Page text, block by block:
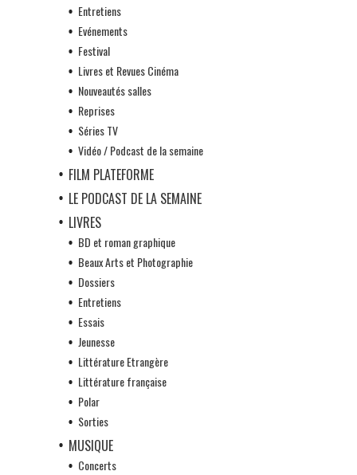
Entretiens
Evénements
Festival
Livres et Revues Cinéma
Nouveautés salles
Reprises
Séries TV
Vidéo / Podcast de la semaine
FILM PLATEFORME
LE PODCAST DE LA SEMAINE
LIVRES
BD et roman graphique
Beaux Arts et Photographie
Dossiers
Entretiens
Essais
Jeunesse
Littérature Etrangère
Littérature française
Polar
Sorties
MUSIQUE
Concerts